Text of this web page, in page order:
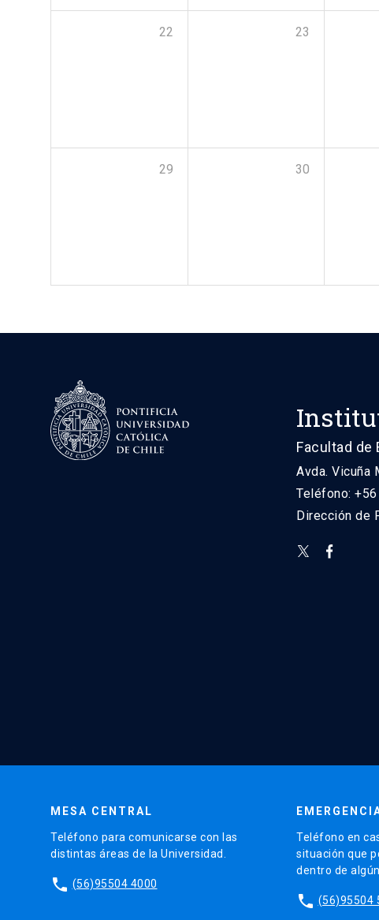
22 23
29 30
Facultad de
Avda. Vicuña
Teléfono:
Dirección de
MESA CENTRAL
Teléfono para comunicarse con las
distintas áreas de la Universidad.
phone (56)95504 4000
Teléfono en
situación que
dentro de
phone (56)95504